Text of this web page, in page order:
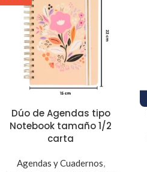
Dúo de Agendas tipo
Notebook tamaño 1/2
carta
Agendas y Cuadernos,